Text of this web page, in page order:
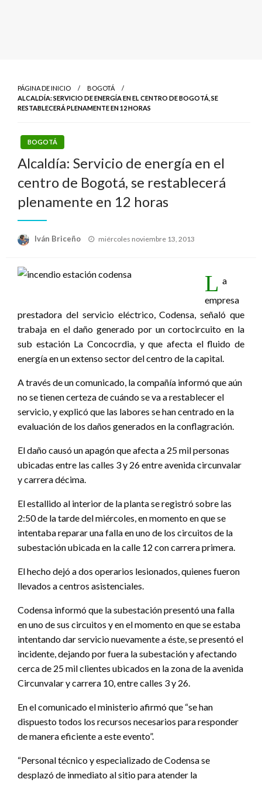
PÁGINA DE INICIO
BOGOTÁ
ALCALDÍA: SERVICIO DE ENERGÍA EN EL CENTRO DE BOGOTÁ, SE
RESTABLECERÁ PLENAMENTE EN 12 HORAS
BOGOTÁ
Alcaldía: Servicio de energía en el
centro de Bogotá, se restablecerá
plenamente en 12 horas
Iván Briceño
Publicado
miércoles noviembre 13, 2013
L a
empresa
prestadora del servicio eléctrico, Codensa, señaló que
trabaja en el daño generado por un cortocircuito en la
sub estación La Concocrdia, y que afecta el fluido de
energía en un extenso sector del centro de la capital.
A través de un comunicado, la compañía informó que aún
no se tienen certeza de cuándo se va a restablecer el
servicio, y explicó que las labores se han centrado en la
evaluación de los daños generados en la conflagración.
El daño causó un apagón que afecta a 25 mil personas
ubicadas entre las calles 3 y 26 entre avenida circunvalar
y carrera décima.
El estallido al interior de la planta se registró sobre las
2:50 de la tarde del miércoles, en momento en que se
intentaba reparar una falla en uno de los circuitos de la
subestación ubicada en la calle 12 con carrera primera.
El hecho dejó a dos operarios lesionados, quienes fueron
llevados a centros asistenciales.
Codensa informó que la subestación presentó una falla
en uno de sus circuitos y en el momento en que se estaba
intentando dar servicio nuevamente a éste, se presentó el
incidente, dejando por fuera la subestación y afectando
cerca de 25 mil clientes ubicados en la zona de la avenida
Circunvalar y carrera 10, entre calles 3 y 26.
En el comunicado el ministerio afirmó que “se han
dispuesto todos los recursos necesarios para responder
de manera eficiente a este evento”.
“Personal técnico y especializado de Codensa se
desplazó de inmediato al sitio para atender la